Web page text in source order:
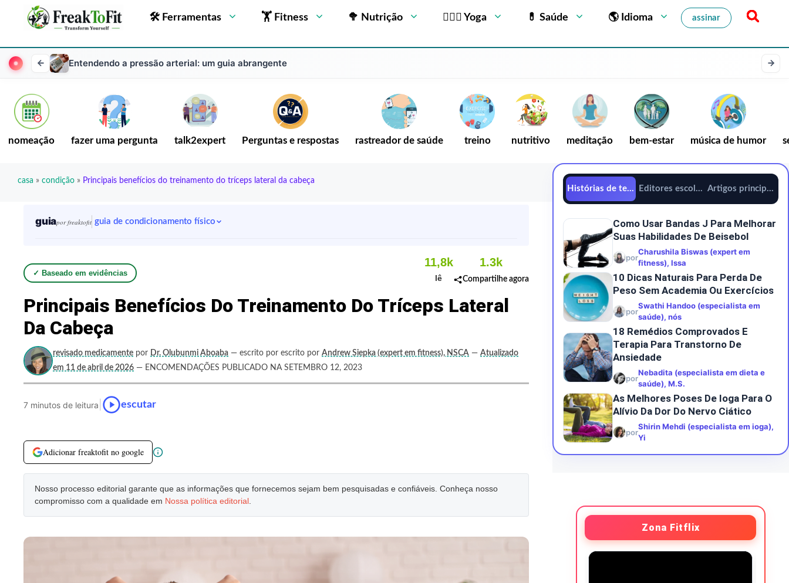
🛠 Ferramentas 🏋 Fitness 🥦 Nutrição 🧘🏻‍♂️ Yoga 💊 Saúde 🌎 Idioma assinar
Entendendo a pressão arterial: um guia abrangente
nomeação fazer uma pergunta talk2expert Perguntas e respostas rastreador de saúde treino nutritivo meditação bem-estar música de humor
casa » condição » Principais benefícios do treinamento do tríceps lateral da cabeça
guiapor freaktofit guia de condicionamento físico
✓ Baseado em evidências
11,8k
lê
1.3k
Compartilhe agora
Principais Benefícios Do Treinamento Do Tríceps Lateral
Da Cabeça
revisado medicamente por Dr. Olubunmi Aboaba — escrito por escrito por Andrew Siepka (expert em fitness), NSCA — Atualizado
em 11 de abril de 2026 — ENCOMENDAÇÕES PUBLICADO NA SETEMBRO 12, 2023
7 minutos de leitura escutar
Adicionar freaktofit no google
Nosso processo editorial garante que as informações que fornecemos sejam bem pesquisadas e confiáveis. Conheça nosso
compromisso com a qualidade em Nossa política editorial
Histórias de tendênciasEditores escolhemArtigos principais
Como Usar Bandas J Para Melhorar
Suas Habilidades De Beisebol
por
Charushila Biswas (expert em
fitness), Issa
10 Dicas Naturais Para Perda De
Peso Sem Academia Ou Exercícios
por
Swathi Handoo (especialista em
saúde), nós
18 Remédios Comprovados E
Terapia Para Transtorno De
Ansiedade
por
Nebadita (especialista em dieta e
saúde), M.S.
As Melhores Poses De Ioga Para O
Alívio Da Dor Do Nervo Ciático
por
Shirin Mehdi (especialista em ioga),
Yi
Zona Fitflix